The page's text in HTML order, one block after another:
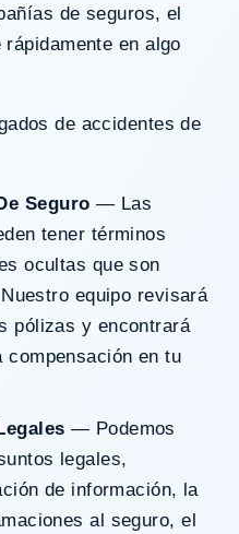
de seguros, el
en algo
de accidentes de
Seguro — Las
tener términos
ocultas que son
equipo revisará
pólizas y encontrará
compensación en tu
— Podemos
legales,
de información, la
al seguro, el